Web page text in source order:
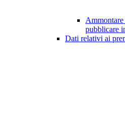
pubblicare
Dati relativi ai